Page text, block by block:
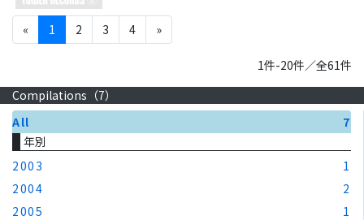
« 1 2 3 4 »
1件-20件／全61件
Compilations（7）
All
7
年別
2003
1
2004
2
2005
1